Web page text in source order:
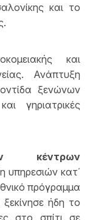
και το
και
Ανάπτυξη
ξενώνων
γηριατρικές
κέντρων
υπηρεσιών κατ΄
πρόγραμμα
ήδη το
στο σπίτι σε